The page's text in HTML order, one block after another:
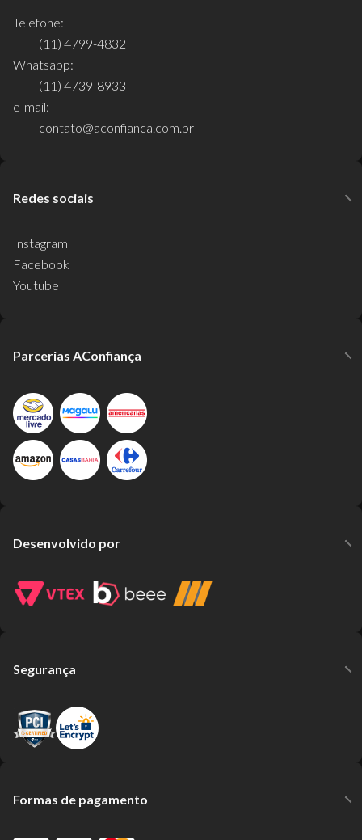
Telefone:
(11) 4799-4832
Whatsapp:
(11) 4739-8933
e-mail:
contato@aconfianca.com.br
Redes sociais
Instagram
Facebook
Youtube
Parcerias AConfiança
Desenvolvido por
Segurança
Formas de pagamento